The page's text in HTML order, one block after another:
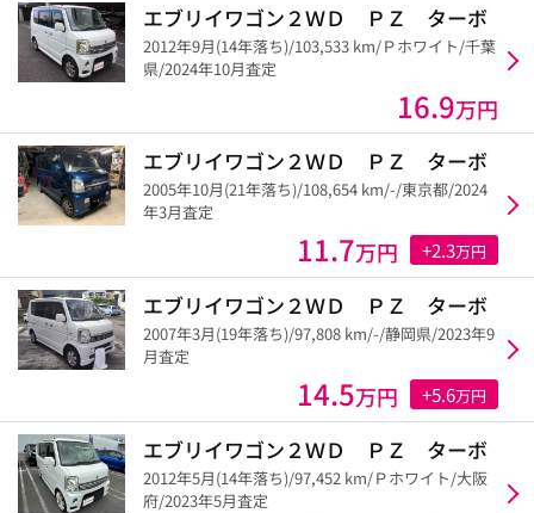
エブリイワゴン２ＷＤ ＰＺ ターボ
2012年9月(14年落ち)/103,533 km/Ｐホワイト/千葉
県/2024年10月査定
16.9万円
エブリイワゴン２ＷＤ ＰＺ ターボ
2005年10月(21年落ち)/108,654 km/-/東京都/2024
年3月査定
11.7万円 +2.3万円
エブリイワゴン２ＷＤ ＰＺ ターボ
2007年3月(19年落ち)/97,808 km/-/静岡県/2023年9
月査定
14.5万円 +5.6万円
エブリイワゴン２ＷＤ ＰＺ ターボ
2012年5月(14年落ち)/97,452 km/Ｐホワイト/大阪
府/2023年5月査定